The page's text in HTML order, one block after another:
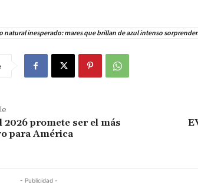
natural inesperado: mares que brillan de azul intenso
2026 promete ser el más
para América
- Publicidad -